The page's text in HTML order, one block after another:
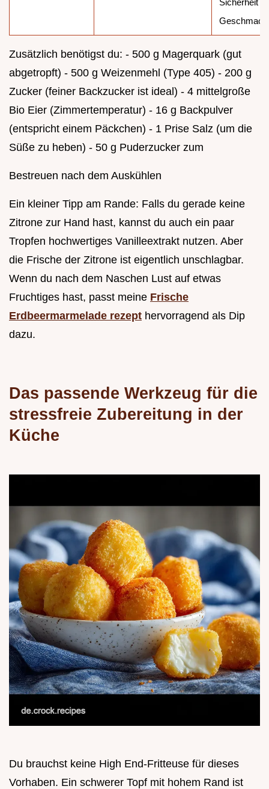
Zusätzlich benötigst du: - 500 g Magerquark (gut
abgetropft) - 500 g Weizenmehl (Type 405) - 200 g
Zucker (feiner Backzucker ist ideal) - 4 mittelgroße
Bio Eier (Zimmertemperatur) - 16 g Backpulver
(entspricht einem Päckchen) - 1 Prise Salz (um die
Süße zu heben) - 50 g Puderzucker zum
Bestreuen nach dem Auskühlen
Ein kleiner Tipp am Rande: Falls du gerade keine
Zitrone zur Hand hast, kannst du auch ein paar
Tropfen hochwertiges Vanilleextrakt nutzen. Aber
die Frische der Zitrone ist eigentlich unschlagbar.
Wenn du nach dem Naschen Lust auf etwas
Fruchtiges hast, passt meine Frische
Erdbeermarmelade rezept hervorragend als Dip
dazu.
Das passende Werkzeug für die
stressfreie Zubereitung in der
Küche
Du brauchst keine High End-Fritteuse für dieses
Vorhaben. Ein schwerer Topf mit hohem Rand ist